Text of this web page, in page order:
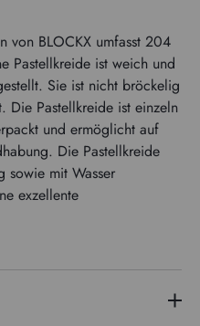
von BLOCKX umfasst 204
Pastellkreide ist weich und
Sie ist nicht bröckelig
Die Pastellkreide ist einzeln
und ermöglicht auf
Die Pastellkreide
sowie mit Wasser
exzellente